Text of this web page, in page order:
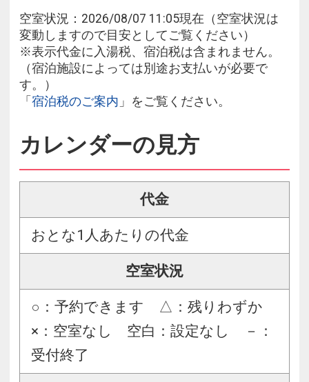
空室状況：2026/08/07 11:05現在（空室状況は
変動しますので目安としてご覧ください）
※表示代金に入湯税、宿泊税は含まれません。
（宿泊施設によっては別途お支払いが必要で
す。）
「 宿泊税のご案内 」をご覧ください。
カレンダーの見方
代金
おとな1人あたりの代金
空室状況
○：予約できます △：残りわずか
×：空室なし 空白：設定なし －：
受付終了